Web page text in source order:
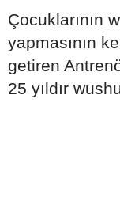
Çocuklarının
yapmasının
getiren
25 yıldır